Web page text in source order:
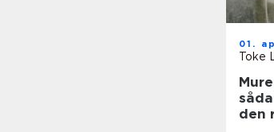
01.
Toke
den